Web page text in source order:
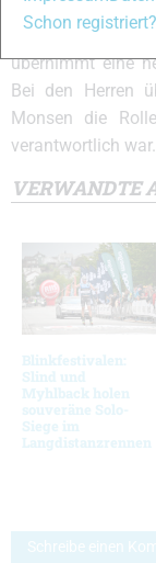
Karlsson. Der
übernimmt eine
Bei den Herren
Monsen die
verantwortlich war.
VERWANDTE
Blinkfestivalen:
Slind und
Myhlback holen
souveräne Solo-
Siege im
Langdistanzrennen
Schreibe einen
Schon